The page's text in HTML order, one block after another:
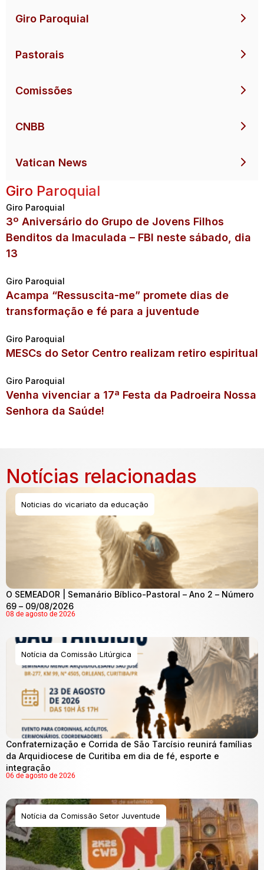
Giro Paroquial
Pastorais
Comissões
CNBB
Vatican News
Giro Paroquial
Giro Paroquial
3º Aniversário do Grupo de Jovens Filhos
Benditos da Imaculada – FBI neste sábado, dia
13
Giro Paroquial
Acampa “Ressuscita-me” promete dias de
transformação e fé para a juventude
Giro Paroquial
MESCs do Setor Centro realizam retiro espiritual
Giro Paroquial
Venha vivenciar a 17ª Festa da Padroeira Nossa
Senhora da Saúde!
Notícias relacionadas
Noticias do vicariato da educação
O SEMEADOR | Semanário Bíblico-Pastoral – Ano 2 – Número
69 – 09/08/2026
08 de agosto de 2026
Notícia da Comissão Litúrgica
Confraternização e Corrida de São Tarcísio reunirá famílias
da Arquidiocese de Curitiba em dia de fé, esporte e
integração
06 de agosto de 2026
Notícia da Comissão Setor Juventude